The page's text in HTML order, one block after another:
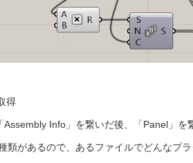
得
Assembly Info」を繋いだ後、「Panel」
類があるので、あるファイルでどんなプ